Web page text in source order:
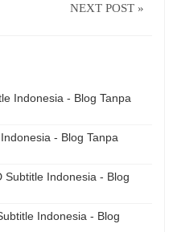
NEXT POST »
Indonesia - Blog Tanpa
- Blog Tanpa
Subtitle Indonesia - Blog
Indonesia - Blog